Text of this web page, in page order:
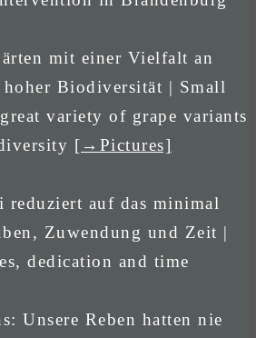
mit einer Vielfalt an
hoher Biodiversität | Small
variety of grape variants
[→Pictures]
reduziert auf das minimal
Zuwendung und Zeit |
dedication and time
Unsere Reben hatten nie